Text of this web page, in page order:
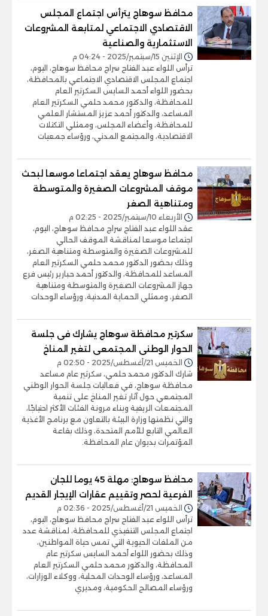
محافظ سوهاج يترأس اجتماع المجلس
الاقتصادي الاجتماعي لمتابعة المشروعات
الاستثمارية والصناعية
الإثنين 15/سبتمبر/2025 - 04:24 م
ترأس اللواء عبد الفتاح سراج محافظ سوهاج، اليوم،
اجتماع المجلس الاقتصادي الاجتماعي بالمحافظة،
بحضور اللواء أحمد السايس السكرتير العام
للمحافظة، والدكتور محمد حلمي السكرتير العام
المساعد، والدكتور أحمد عزيز المستشار العلمي
للمحافظة، وأعضاء المجلس، وممثلي التكتلات
الاقتصادية، والمجتمع المدني، ورؤساء جمعيات
محافظ سوهاج يعقد اجتماعا موسعا لبحث
موقف المشروعات الصغيرة والمتوسطة
ومتناهية الصغر
الأربعاء 10/سبتمبر/2025 - 02:25 م
عقد اللواء عبد الفتاح سراج محافظ سوهاج، اليوم،
اجتماعا موسعا لمناقشة الموقف الحالي
للمشروعات الصغيرة والمتوسطة ومتناهية الصغر،
وذلك بحضور الدكتور محمد حلمي السكرتير العام
المساعد للمحافظة، والدكتور أحمد حبارير رئيس فرع
جهاز المشروعات الصغيرة والمتوسطة ومتناهية
الصغر، وممثلي الحماية المدنية، ورؤساء الوحدات
سكرتير محافظة سوهاج يشارك فى جلسة
الحوار الوطنى المجتمعى لتغير المناخ
الخميس 21/أغسطس/2025 - 02:50 م
شارك الدكتور محمد حلمي، سكرتير عام مساعد
محافظة سوهاج، في فعاليات جلسة الحوار الوطني
المجتمعي حول آثار تغير المناخ على تنمية
المجتمعات الريفية وبناء مرونة الفئات الأكثر احتياجًا،
والتي نظمتها وزارة البيئة بالتعاون مع برنامج الأغذية
العالمي التابع للأمم المتحدة، وذلك بقاعة
المؤتمرات بديوان عام المحافظة.
محافظ سوهاج: مهلة 45 يوما للجان
الفرعية لحصر وتقييم عقارات الإيجار القديم
الخميس 21/أغسطس/2025 - 02:36 م
ترأس اللواء عبد الفتاح سراج محافظ سوهاج، اليوم،
اجتماع المجلس التنفيذي للمحافظة، لمناقشة عدد
من الملفات الحيوية التي تمس حياة المواطنين،
وذلك بحضور اللواء أحمد السايس سكرتير عام
المحافظة، والدكتور محمد حلمي السكرتير العام
المساعد، ورؤساء الوحدات المحلية، ووكلاء الوزارات،
ورؤساء المصالح الحكومية، ومديري